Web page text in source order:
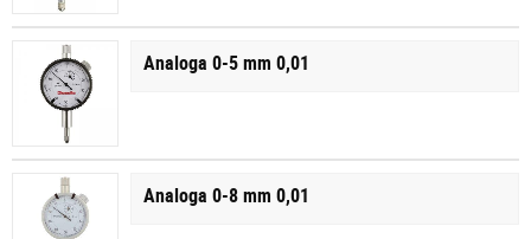
Analoga 0-5 mm 0,01
Analoga 0-8 mm 0,01